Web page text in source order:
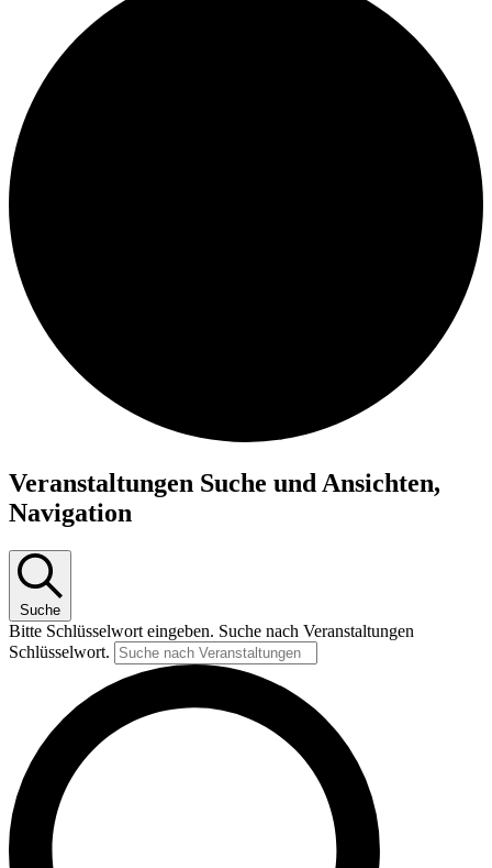
Veranstaltungen
Veranstaltungen Suche und Ansichten,
Navigation
Suche
Bitte Schlüsselwort eingeben. Suche nach Veranstaltungen
Schlüsselwort.